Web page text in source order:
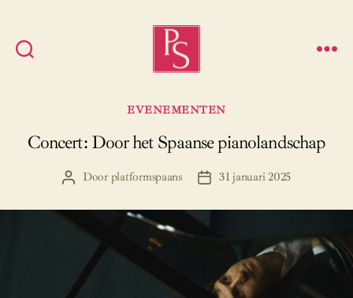
Categorieën
EVENEMENTEN
Concert: Door het Spaanse pianolandschap
Berichtauteur
Door platformspaans Berichtdatum
31 januari 2025